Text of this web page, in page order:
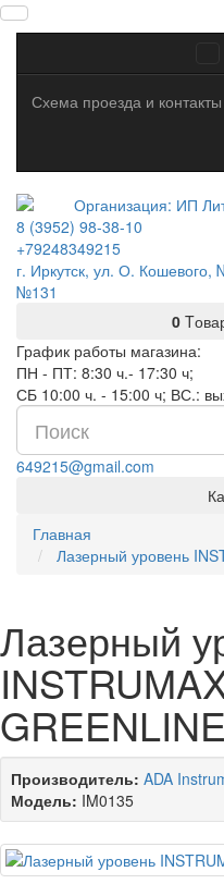
Схема проезда и контакты
8 (3952) 98-38-10
+79248349215
г. Иркутск, ул. О. Кошевого,
№131
0
График работы магазина:
ПН - ПТ: 8:30 ч.- 17:30 ч;
СБ 10:00 ч. - 15:00 ч; ВС.:
649215@gmail.com
Главная
Лазерный уровень
Лазерный
Производитель: ADA
Модель: IM0135